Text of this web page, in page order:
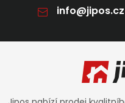
info@jipos.cz
Zápatí